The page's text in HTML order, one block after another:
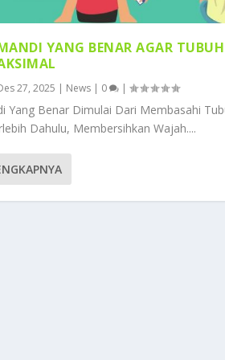
YANG BENAR AGAR TUBUH
27, 2025 | News | 0 |
Yang Benar Dimulai Dari Membasahi
Dahulu, Membersihkan Wajah....